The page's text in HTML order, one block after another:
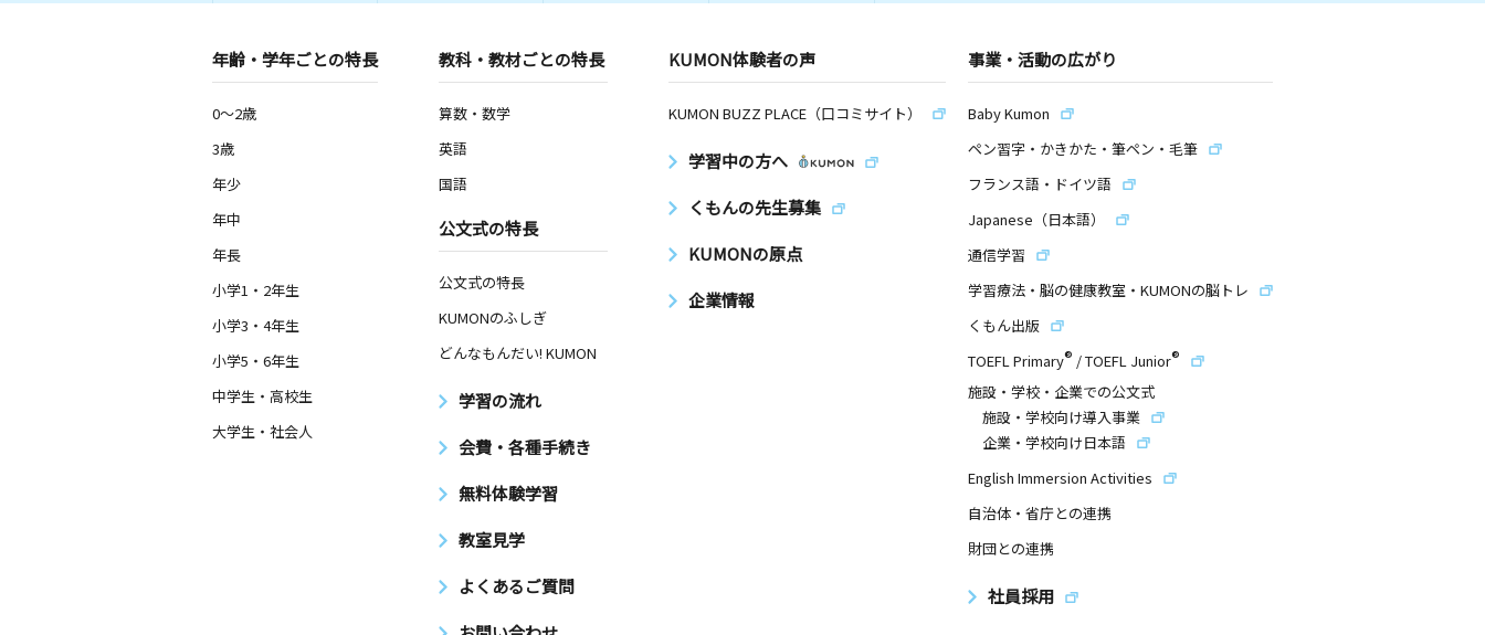
年齢・学年ごとの特長
0～2歳
3歳
年少
年中
年長
小学1・2年生
小学3・4年生
小学5・6年生
中学生・高校生
大学生・社会人
教科・教材ごとの特長
算数・数学
英語
国語
公文式の特長
公文式の特長
KUMONのふしぎ
どんなもんだい! KUMON
学習の流れ
会費・各種手続き
無料体験学習
教室見学
よくあるご質問
KUMON体験者の声
KUMON BUZZ PLACE（口コミサイト）
学習中の方へ
くもんの先生募集
KUMONの原点
企業情報
事業・活動の広がり
Baby Kumon
ペン習字・かきかた・筆ペン・毛筆
フランス語・ドイツ語
Japanese（日本語）
通信学習
学習療法・脳の健康教室・KUMONの脳トレ
くもん出版
TOEFL Primary® /TOEFL Junior®
施設・学校・企業での公文式
施設・学校向け導入事業
企業・学校向け日本語
English Immersion Activities
自治体・省庁との連携
財団との連携
社員採用